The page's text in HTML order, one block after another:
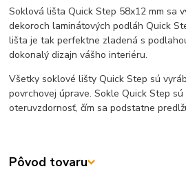
Soklová lišta Quick Step 58x12 mm sa
dekoroch laminátových podláh Quick
lišta je tak perfektne zladená s
dokonalý dizajn vášho interiéru.
Všetky soklové lišty Quick Step sú
povrchovej úprave. Sokle Quick Step
oteruvzdornosť, čím sa podstatne
Pôvod tovaru